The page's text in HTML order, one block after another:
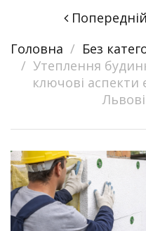
PostПопереднiй
Головна
Без
Утеплення
ключові аспекти